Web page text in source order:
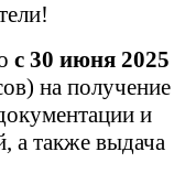
с 30 июня 2025
на получение
и
а также выдача